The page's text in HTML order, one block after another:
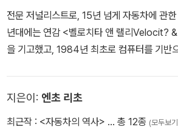
전문 저널리스트로, 15년 넘게 자동차에 관
년대에는 연감 <벨로치타 앤 랠리Velocit?
을 기고했고, 1984년 최초로 컴퓨터를 기반
차 잡지 <구이다Guida>와 레이더 회사의
파이더Coup? & Spider> <모노볼룸 앤 스
지은이: 엔초 리초
최근작 : <자동차의 역사> … 총 12종 (모두보